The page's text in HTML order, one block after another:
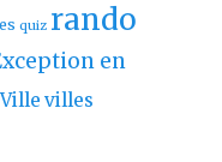
quiz rando
en
Ville villes